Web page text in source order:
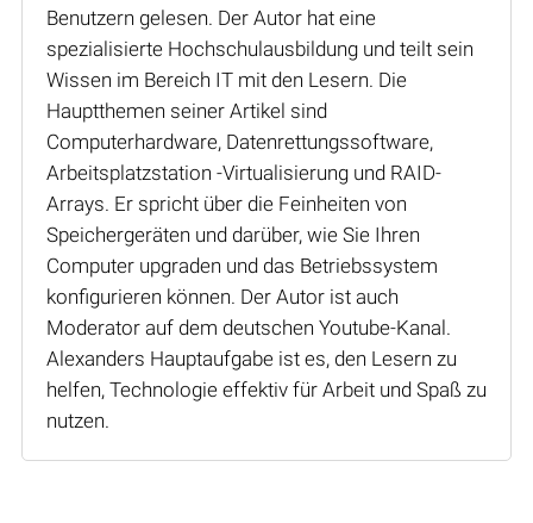
Benutzern gelesen. Der Autor hat eine
spezialisierte Hochschulausbildung und teilt sein
Wissen im Bereich IT mit den Lesern. Die
Hauptthemen seiner Artikel sind
Computerhardware, Datenrettungssoftware,
Arbeitsplatzstation -Virtualisierung und RAID-
Arrays. Er spricht über die Feinheiten von
Speichergeräten und darüber, wie Sie Ihren
Computer upgraden und das Betriebssystem
konfigurieren können. Der Autor ist auch
Moderator auf dem deutschen Youtube-Kanal.
Alexanders Hauptaufgabe ist es, den Lesern zu
helfen, Technologie effektiv für Arbeit und Spaß zu
nutzen.